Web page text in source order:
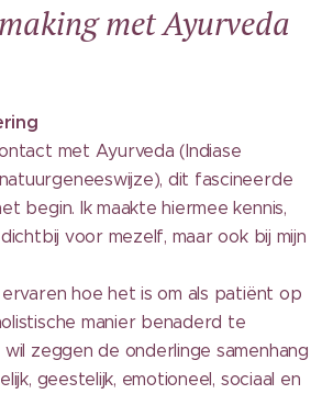
met Ayurveda
met Ayurveda (Indiase
dit fascineerde
begin. Ik maakte hiermee kennis,
voor mezelf, maar ook bij mijn
hoe het is om als patiënt op
manier benaderd te
zeggen de onderlinge samenhang
geestelijk, emotioneel, sociaal en